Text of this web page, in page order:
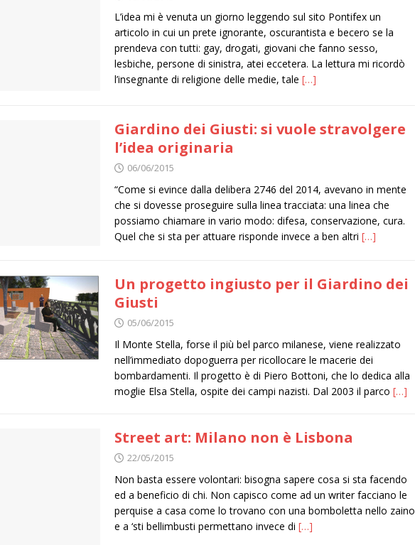
L’idea mi è venuta un giorno leggendo sul sito Pontifex un
articolo in cui un prete ignorante, oscurantista e becero se la
prendeva con tutti: gay, drogati, giovani che fanno sesso,
lesbiche, persone di sinistra, atei eccetera. La lettura mi ricordò
l’insegnante di religione delle medie, tale […]
Giardino dei Giusti: si vuole stravolgere
l’idea originaria
06/06/2015
“Come si evince dalla delibera 2746 del 2014, avevano in mente
che si dovesse proseguire sulla linea tracciata: una linea che
possiamo chiamare in vario modo: difesa, conservazione, cura.
Quel che si sta per attuare risponde invece a ben altri […]
Un progetto ingiusto per il Giardino dei
Giusti
05/06/2015
Il Monte Stella, forse il più bel parco milanese, viene realizzato
nell’immediato dopoguerra per ricollocare le macerie dei
bombardamenti. Il progetto è di Piero Bottoni, che lo dedica alla
moglie Elsa Stella, ospite dei campi nazisti. Dal 2003 il parco […]
Street art: Milano non è Lisbona
22/05/2015
Non basta essere volontari: bisogna sapere cosa si sta facendo
ed a beneficio di chi. Non capisco come ad un writer facciano le
perquise a casa come lo trovano con una bomboletta nello zaino
e a ‘sti bellimbusti permettano invece di […]